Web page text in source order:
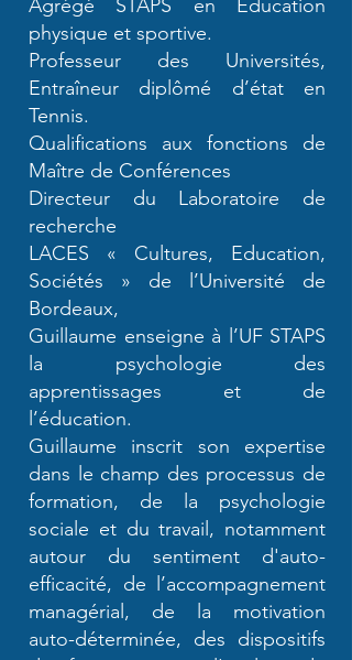
Agrégé STAPS en Education
physique et sportive.
Professeur des Universités,
Entraîneur diplômé d’état en
Tennis.
Qualifications aux fonctions de
Maître de Conférences
Directeur du Laboratoire de
recherche
LACES « Cultures, Education,
Sociétés » de l’Université de
Bordeaux,
Guillaume enseigne à l’UF STAPS
la psychologie des
apprentissages et de
l’éducation.
Guillaume inscrit son expertise
dans le champ des processus de
formation, de la psychologie
sociale et du travail, notamment
autour du sentiment d'auto-
efficacité, de l’accompagnement
managérial, de la motivation
auto-déterminée, des dispositifs